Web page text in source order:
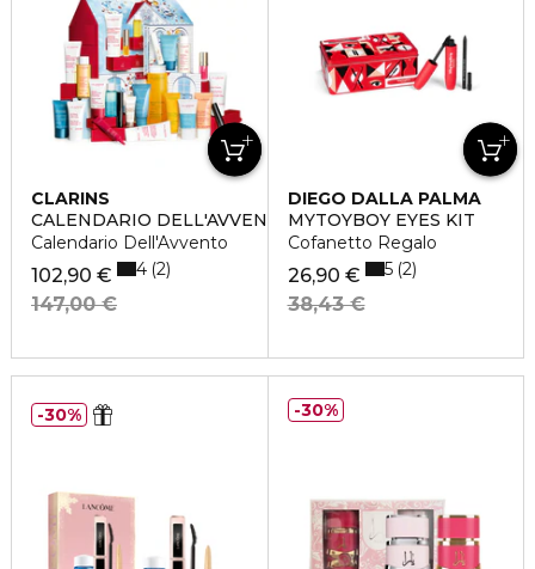
CLARINS
CALENDARIO DELL'AVVENTO 24 CASELLE
Calendario Dell'Avvento
102,90 €
147,00 €
4 2
DIEGO DALLA PALMA
MYTOYBOY EYES KIT
Cofanetto Regalo
26,90 €
38,43 €
5 2
30% 30%